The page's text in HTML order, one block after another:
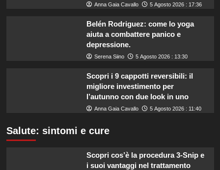
Anna Gaia Cavallo 5 Agosto 2026 : 17:36
Belén Rodriguez: come lo yoga
aiuta a combattere panico e
depressione.
Serena Siino 5 Agosto 2026 : 13:30
Scopri i 9 cappotti reversibili: il
migliore investimento per
l’autunno con due look in uno
Anna Gaia Cavallo 5 Agosto 2026 : 11:40
Salute: sintomi e cure
Scopri cos’è la procedura 3-Snip e
i suoi vantaggi nel trattamento